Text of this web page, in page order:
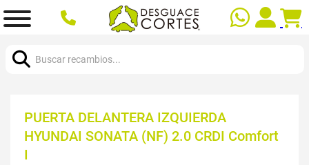
PUERTA DELANTERA IZQUIERDA
HYUNDAI SONATA (NF) 2.0 CRDI Comfort
I